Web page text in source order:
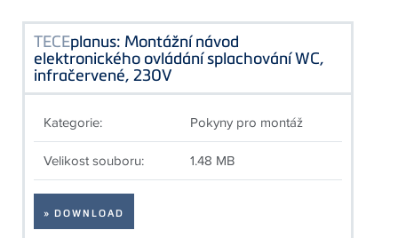
TECEplanus: Montážní návod
elektronického ovládání splachování WC,
infračervené, 230V
Kategorie: Pokyny pro montáž
Velikost souboru: 1.48 MB
» DOWNLOAD